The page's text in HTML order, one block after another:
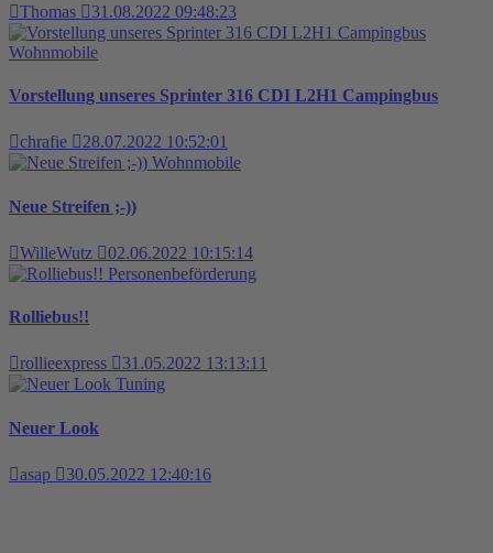
Thomas 31.08.2022 09:48:23
Wohnmobile
Vorstellung unseres Sprinter 316 CDI L2H1 Campingbus
chrafie
28.07.2022 10:52:01
Wohnmobile
Neue Streifen ;-))
WilleWutz
02.06.2022 10:15:14
Personenbeförderung
Rolliebus!!
rollieexpress
31.05.2022 13:13:11
Tuning
Neuer Look
asap 30.05.2022 12:40:16